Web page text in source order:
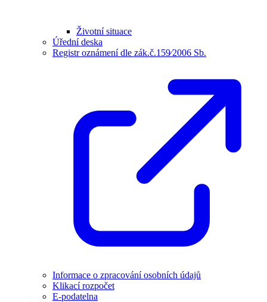
Životní situace
Úřední deska
Registr oznámení dle zák.č.159⁄2006 Sb.
Informace o zpracování osobních údajů
Klikací rozpočet
E-podatelna